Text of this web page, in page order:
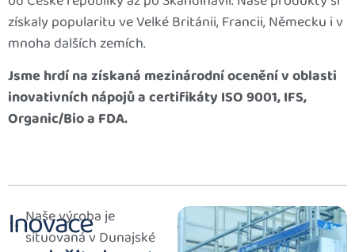
získaly popularitu ve Velké Británii, Francii, Německu i v
mnoha dalších zemích.
Jsme hrdí na získaná mezinárodní ocenění v oblasti
inovativních nápojů a certifikáty ISO 9001, IFS,
Organic/Bio a FDA.
Inovace
Naše výroba je
situovaná v Dunajské